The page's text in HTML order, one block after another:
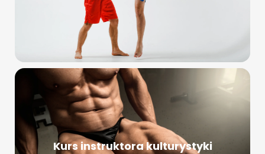
Kurs instruktora kulturystyki